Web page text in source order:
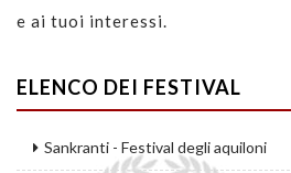
e ai tuoi interessi.
ELENCO DEI FESTIVAL
Sankranti - Festival degli aquiloni